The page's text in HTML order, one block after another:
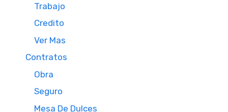
Trabajo
Credito
Ver Mas
Contratos
Obra
Seguro
Mesa De Dulces